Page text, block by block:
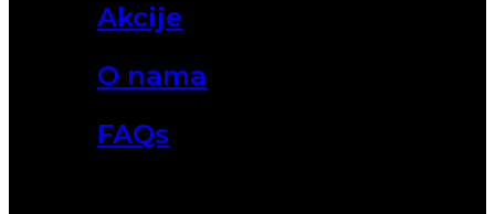
Akcije
O nama
FAQs